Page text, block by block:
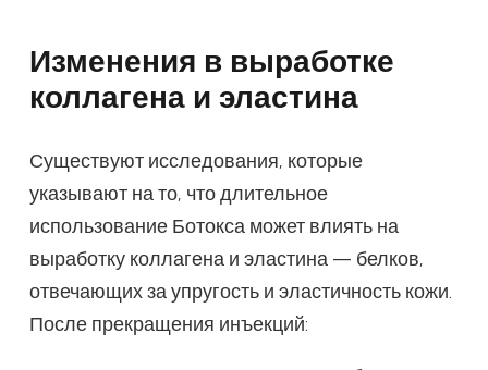
Изменения в выработке
коллагена и эластина
Существуют исследования, которые
указывают на то, что длительное
использование Ботокса может влиять на
выработку коллагена и эластина — белков,
отвечающих за упругость и эластичность кожи.
После прекращения инъекций: